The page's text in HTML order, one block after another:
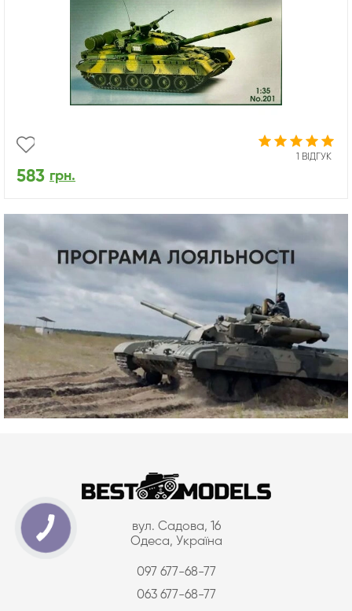
1 ВІДГУК
583 грн.
вул. Садова, 16
Одеса, Україна
097 677-68-77
063 677-68-77